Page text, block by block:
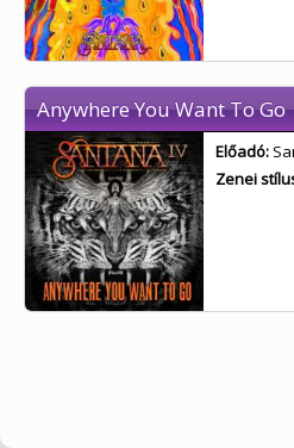
Anywhere You Want To Go
Előadó:
Zenei